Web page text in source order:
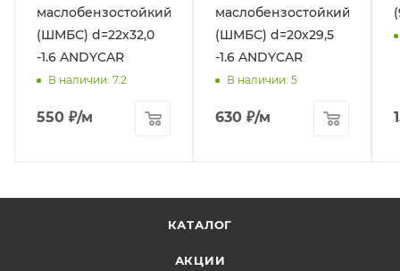
маслобензостойкий
(ШМБС) d=22х32,0
-1.6 ANDYCAR
В наличии: 7.2
550 ₽/м
маслобензостойкий
(ШМБС) d=20х29,5
-1.6 ANDYCAR
В наличии: 5
630 ₽/м
КАТАЛОГ
АКЦИИ